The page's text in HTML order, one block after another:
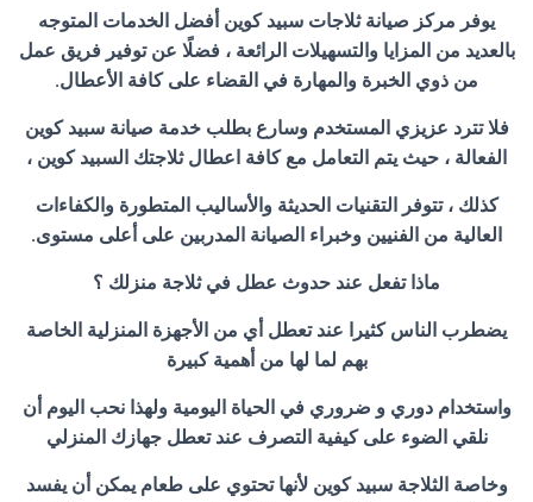
يوفر مركز صيانة ثلاجات سبيد كوين أفضل الخدمات المتوجه
بالعديد من المزايا والتسهيلات الرائعة ، فضلًا عن توفير فريق عمل
من ذوي الخبرة والمهارة في القضاء على كافة الأعطال.
فلا تترد عزيزي المستخدم وسارع بطلب خدمة صيانة سبيد كوين
الفعالة ، حيث يتم التعامل مع كافة اعطال ثلاجتك السبيد كوين ،
كذلك ، تتوفر التقنيات الحديثة والأساليب المتطورة والكفاءات
العالية من الفنيين وخبراء الصيانة المدربين على أعلى مستوى.
ماذا تفعل عند حدوث عطل في ثلاجة منزلك ؟
يضطرب الناس كثيرا عند تعطل أي من الأجهزة المنزلية الخاصة
بهم لما لها من أهمية كبيرة
واستخدام دوري و ضروري في الحياة اليومية ولهذا نحب اليوم أن
نلقي الضوء على كيفية التصرف عند تعطل جهازك المنزلي
وخاصة الثلاجة سبيد كوين لأنها تحتوي على طعام يمكن أن يفسد